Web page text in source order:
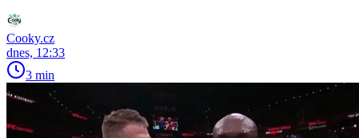
Cooky.cz
dnes, 12:33
3 min